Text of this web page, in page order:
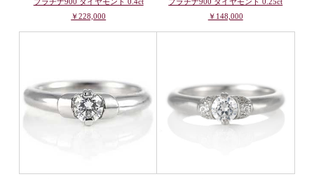
￥228,000
￥148,000